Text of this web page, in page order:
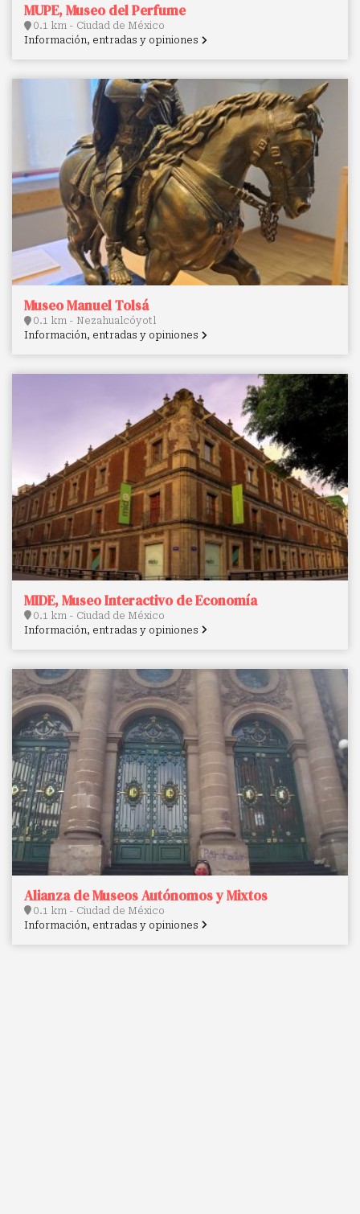
MUPE, Museo del Perfume
0.1 km - Ciudad de México
Información, entradas y opiniones
Museo Manuel Tolsá
0.1 km - Nezahualcóyotl
Información, entradas y opiniones
MIDE, Museo Interactivo de Economía
0.1 km - Ciudad de México
Información, entradas y opiniones
Alianza de Museos Autónomos y Mixtos
0.1 km - Ciudad de México
Información, entradas y opiniones